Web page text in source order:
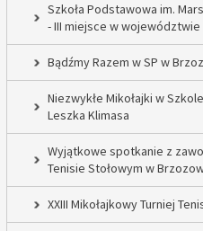
Szkoła Podstawowa im.
- III miejsce w
Bądźmy Razem w SP w
Niezwykłe Mikołajki w
Leszka Klimasa
Wyjątkowe spotkanie z
Tenisie Stołowym w
XXIII Mikołajkowy Turniej